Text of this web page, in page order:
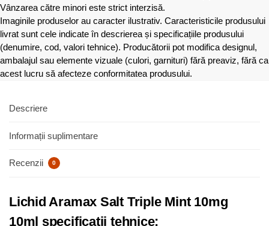
Vânzarea către minori este strict interzisă.
Imaginile produselor au caracter ilustrativ. Caracteristicile produsului
livrat sunt cele indicate în descrierea și specificațiile produsului
(denumire, cod, valori tehnice). Producătorii pot modifica designul,
ambalajul sau elemente vizuale (culori, garnituri) fără preaviz, fără ca
acest lucru să afecteze conformitatea produsului.
Descriere
Informații suplimentare
Recenzii 0
Lichid Aramax Salt Triple Mint 10mg
10ml specificatii tehnice: